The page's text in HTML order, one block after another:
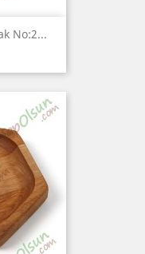
No:2...